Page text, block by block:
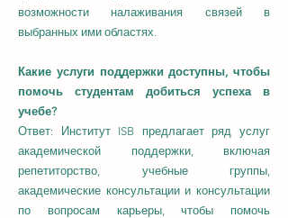
возможности налаживания связей в
выбранных ими областях.
Какие услуги поддержки доступны, чтобы
помочь студентам добиться успеха в
учебе?
Ответ: Институт ISB предлагает ряд услуг
академической поддержки, включая
репетиторство, учебные группы,
академические консультации и консультации
по вопросам карьеры, чтобы помочь